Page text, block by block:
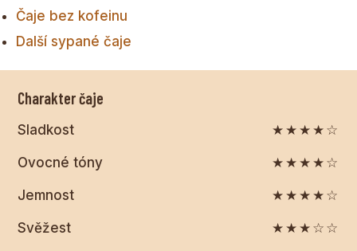
Čaje bez kofeinu
Další sypané čaje
Charakter čaje
Sladkost ★★★★☆
Ovocné tóny ★★★★☆
Jemnost ★★★★☆
Svěžest ★★★☆☆